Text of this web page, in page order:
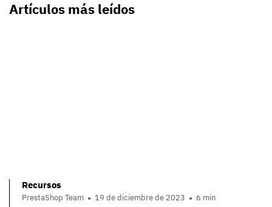
Artículos más leídos
Recursos
PrestaShop Team 19 de diciembre de 2023 6 min